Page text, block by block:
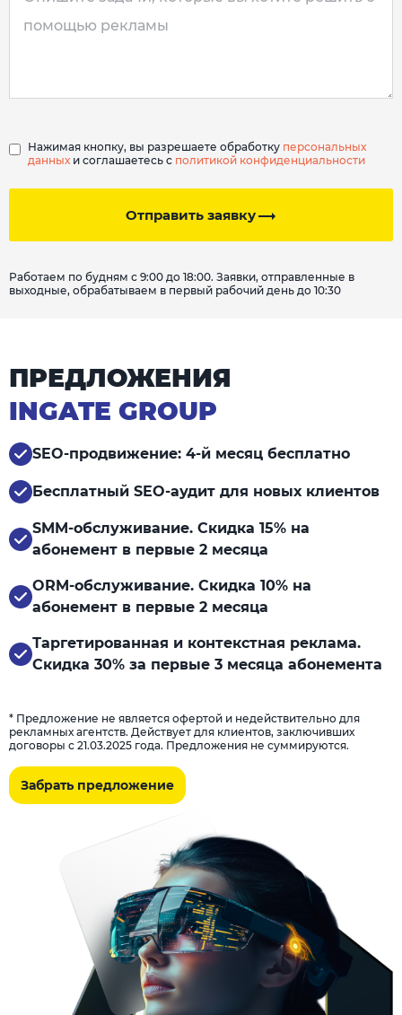
Отправить заявку
Нажимая кнопку, вы разрешаете обработку персональных
данных и соглашаетесь с политикой конфиденциальности
Работаем по будням с 9:00 до 18:00. Заявки, отправленные в
выходные, обрабатываем в первый рабочий день до 10:30
ПРЕДЛОЖЕНИЯ
INGATE GROUP
SEO-продвижение: 4-й месяц бесплатно
Бесплатный SEO-аудит для новых клиентов
SMM-обслуживание. Скидка 15% на
абонемент в первые 2 месяца
ORM-обслуживание. Скидка 10% на
абонемент в первые 2 месяца
Таргетированная и контекстная реклама.
Скидка 30% за первые 3 месяца абонемента
* Предложение не является офертой и недействительно для
рекламных агентств. Действует для клиентов, заключивших
договоры с 21.03.2025 года. Предложения не суммируются.
Забрать предложение